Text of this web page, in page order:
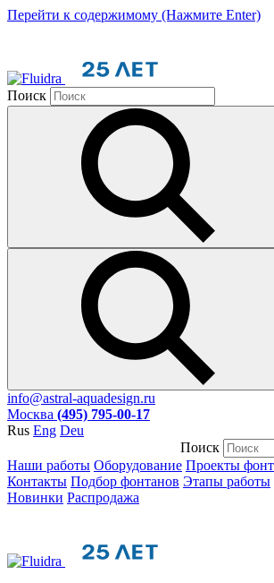
Перейти к содержимому (Нажмите Enter)
Поиск
info@astral-aquadesign.ru
Москва (495) 795-00-17
Rus Eng Deu
Поиск
Наши работы Оборудование Проекты
Контакты Подбор фонтанов Этапы работы
Новинки Распродажа